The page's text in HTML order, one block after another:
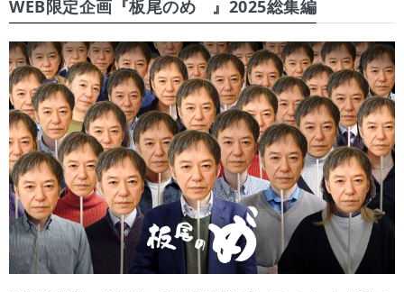
WEB限定企画『板尾のめ゙』2025総集編